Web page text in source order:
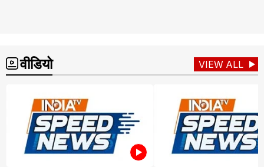
वीडियो VIEW ALL